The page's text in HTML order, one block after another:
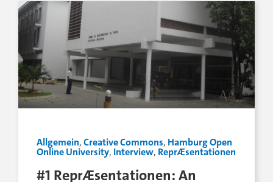
Allgemein,Creative Commons, Hamburg Open
Online University, Interview, ReprÆsentationen
#1 ReprÆsentationen: An